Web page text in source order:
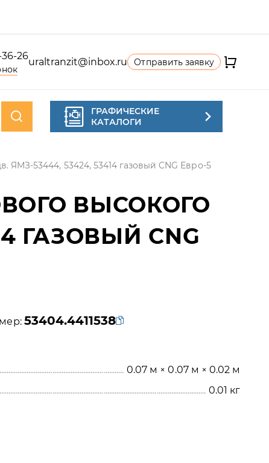
36-26
uraltranzit@inbox.ru Отправить заявку
ГРАФИЧЕСКИЕ
КАТАЛОГИ
ЯМЗ-53444, 53424, 53414 газовый CNG Евро-5
ВЫСОКОГО
ГАЗОВЫЙ CNG
53404.4411538
0.07 м × 0.07 м × 0.02 м
0.01 кг